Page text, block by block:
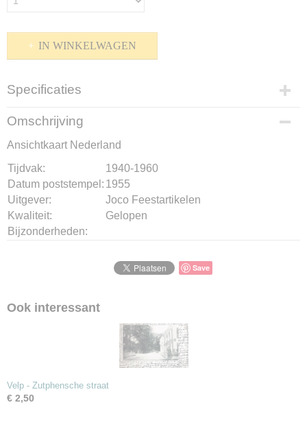
IN WINKELWAGEN
Specificaties
Productcode
K-1510-207
Bruto gewicht
Omschrijving
Ansichtkaart Nederland
Tijdvak:
1940-1960
Datum poststempel: 1955
Uitgever:
Joco Feestartikelen
Kwaliteit:
Gelopen
Bijzonderheden:
Save
Ook interessant
Velp - Zutphensche straat
€ 2,50